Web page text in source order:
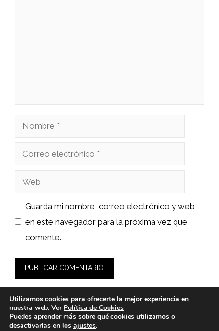
Nombre
Correo
Web
Guarda mi nombre, correo electrónico y web
en este navegador para la próxima vez que
comente.
Utilizamos cookies para ofrecerte la mejor experiencia en
nuestra web. Ver Política de Cookies
Puedes aprender más sobre qué cookies utilizamos o
desactivarlas en los ajustes.